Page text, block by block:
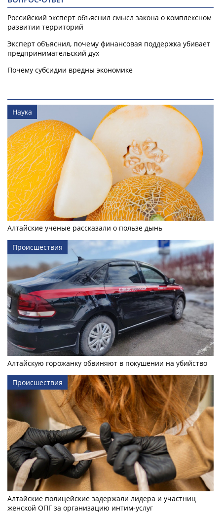
Российский эксперт объяснил смысл закона о комплексном
развитии территорий
Эксперт объяснил, почему финансовая поддержка убивает
предпринимательский дух
Почему субсидии вредны экономике
Наука
Алтайские ученые рассказали о пользе дынь
Происшествия
Алтайскую горожанку обвиняют в покушении на убийство
Происшествия
Алтайские полицейские задержали лидера и участниц
женской ОПГ за организацию интим-услуг